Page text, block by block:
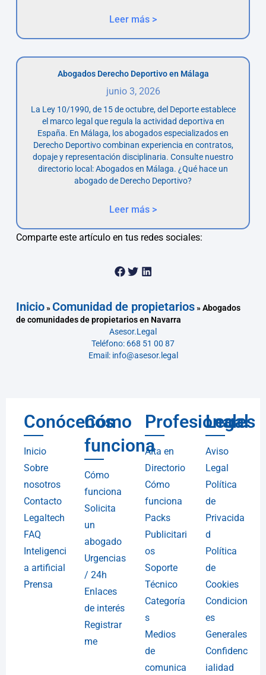
Leer más >
Abogados Derecho Deportivo en Málaga
junio 3, 2026
La Ley 10/1990, de 15 de octubre, del Deporte establece
el marco legal que regula la actividad deportiva en
España. En Málaga, los abogados especializados en
Derecho Deportivo combinan experiencia en contratos,
dopaje y representación disciplinaria. Consulte nuestro
directorio local: Abogados en Málaga. ¿Qué hace un
abogado de Derecho Deportivo?
Leer más >
Comparte este artículo en tus redes sociales:
Inicio» Comunidad de propietarios»Abogados
de comunidades de propietarios en Navarra
Asesor.Legal
Teléfono: 668 51 00 87
Email: info@asesor.legal
Conócenos
Inicio
Sobre
nosotros
Contacto
Legaltech
FAQ
Inteligenci
a artificial
Prensa
Cómo
funciona
Cómo
funciona
Solicita
un
abogado
Urgencias
/ 24h
Enlaces
de interés
Registrar
me
Profesionales
Alta en
Directorio
Cómo
funciona
Packs
Publicitari
os
Soporte
Técnico
Categoría
s
Medios
de
comunica
Legal
Aviso
Legal
Política
de
Privacida
d
Política
de
Cookies
Condicion
es
Generales
Confidenc
ialidad